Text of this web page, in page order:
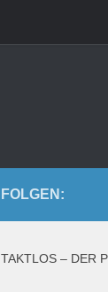
FOLGEN:
TAKTLOS – DER